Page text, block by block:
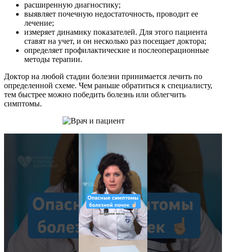
расширенную диагностику;
выявляет почечную недостаточность, проводит ее
лечение;
измеряет динамику показателей. Для этого пациента
ставят на учет, и он несколько раз посещает доктора;
определяет профилактические и послеоперационные
методы терапии.
Доктор на любой стадии болезни принимается лечить по
определенной схеме. Чем раньше обратиться к специалисту,
тем быстрее можно победить болезнь или облегчить
симптомы.